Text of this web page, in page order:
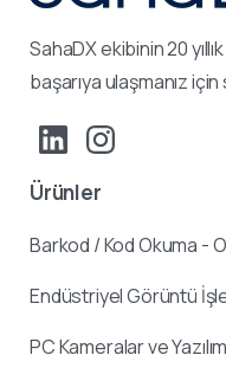
SahaDX ekibinin 20
başarıya ulaşmanız
Ürünler
Barkod / Kod Okuma -
Endüstriyel Görüntü
PC Kameralar ve Yazılım